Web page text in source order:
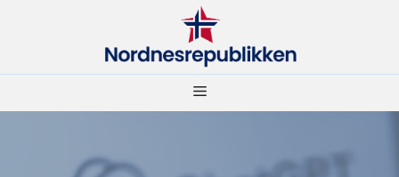
Meny